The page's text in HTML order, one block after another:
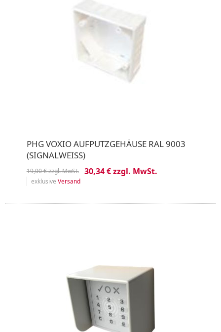
PHG VOXIO AUFPUTZGEHÄUSE RAL 9003
(SIGNALWEISS)
19,00 € zzgl. MwSt. 30,34 € zzgl. MwSt.
exklusive Versand